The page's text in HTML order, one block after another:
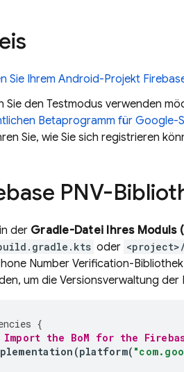
Sie Ihrem Android-Projekt
Sie den Testmodus verwenden
Betaprogramm für Google-
Sie, wie Sie sich registrieren
PNV-
der Gradle-Datei Ihres Moduls
oder
Number Verification-
um die Versionsverwaltung der
{
the BoM for the
(platform(